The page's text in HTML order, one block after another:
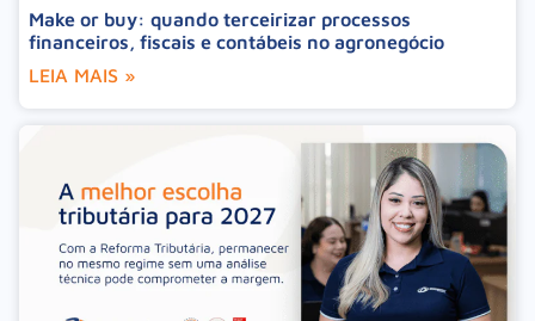
Make or buy: quando terceirizar processos
financeiros, fiscais e contábeis no agronegócio
LEIA MAIS »